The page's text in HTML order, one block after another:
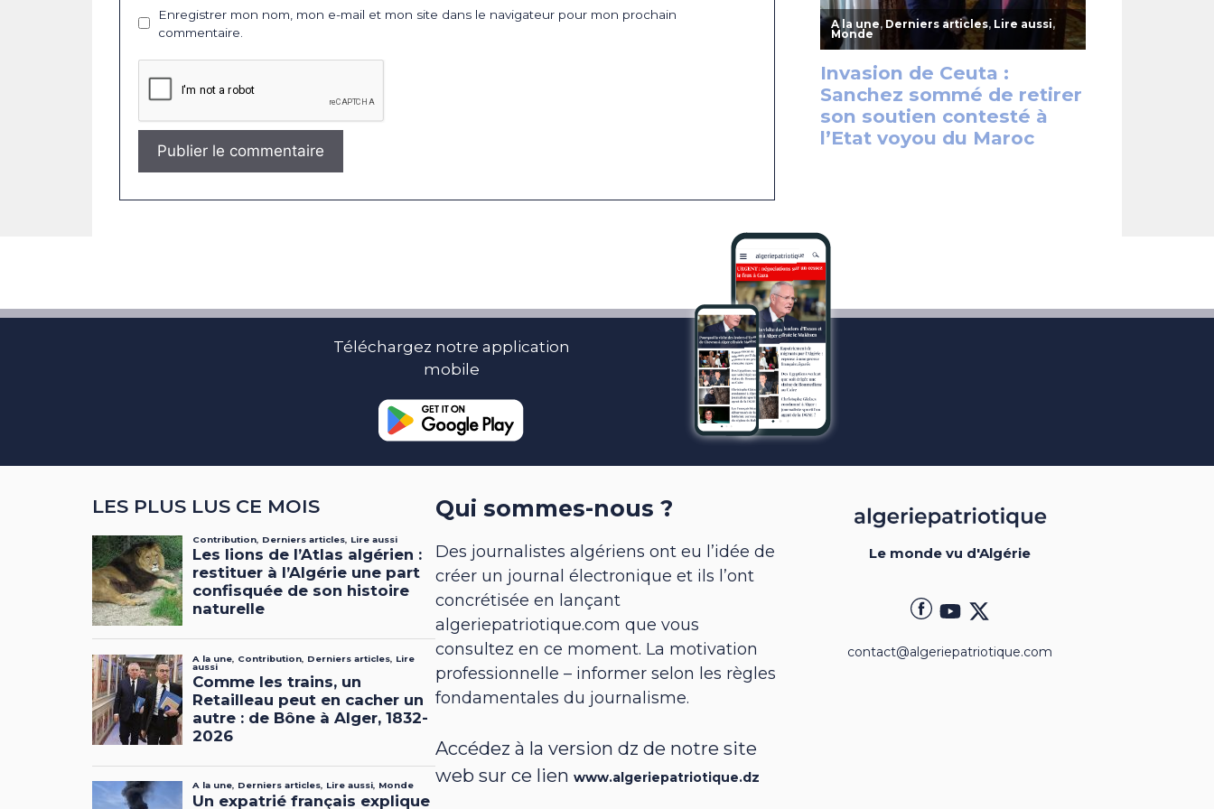
Enregistrer mon nom, mon e-mail et mon site dans le navigateur pour mon prochain
commentaire.
Téléchargez notre application
mobile
LES PLUS LUS CE MOIS Qui sommes-nous ?
Des journalistes algériens ont eu l’idée de
créer un journal électronique et ils l’ont
concrétisée en lançant
algeriepatriotique.com que vous
consultez en ce moment. La motivation
professionnelle – informer selon les règles
fondamentales du journalisme.
Accédez à la version dz de notre site
web sur ce lienwww.algeriepatriotique.dz
Le monde vu d'Algérie
contact@algeriepatriotique.com